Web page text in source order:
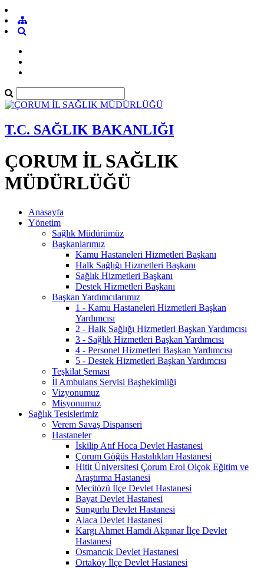
T.C. SAĞLIK BAKANLIĞI
ÇORUM İL SAĞLIK
MÜDÜRLÜĞÜ
Anasayfa
Yönetim
Sağlık Müdürümüz
Başkanlarımız
Kamu Hastaneleri Hizmetleri Başkanı
Halk Sağlığı Hizmetleri Başkanı
Sağlık Hizmetleri Başkanı
Destek Hizmetleri Başkanı
Başkan Yardımcılarımız
1 - Kamu Hastaneleri Hizmetleri Başkan
Yardımcısı
2 - Halk Sağlığı Hizmetleri Başkan Yardımcısı
3 - Sağlık Hizmetleri Başkan Yardımcısı
4 - Personel Hizmetleri Başkan Yardımcısı
5 - Destek Hizmetleri Başkan Yardımcısı
Teşkilat Şeması
İl Ambulans Servisi Başhekimliği
Vizyonumuz
Misyonumuz
Sağlık Tesislerimiz
Verem Savaş Dispanseri
Hastaneler
İskilip Atıf Hoca Devlet Hastanesi
Çorum Göğüs Hastalıkları Hastanesi
Hitit Üniversitesi Çorum Erol Olçok Eğitim ve
Araştırma Hastanesi
Mecitözü İlçe Devlet Hastanesi
Bayat Devlet Hastanesi
Sungurlu Devlet Hastanesi
Alaca Devlet Hastanesi
Kargı Ahmet Hamdi Akpınar İlçe Devlet
Hastanesi
Osmancık Devlet Hastanesi
Ortaköy İlçe Devlet Hastanesi